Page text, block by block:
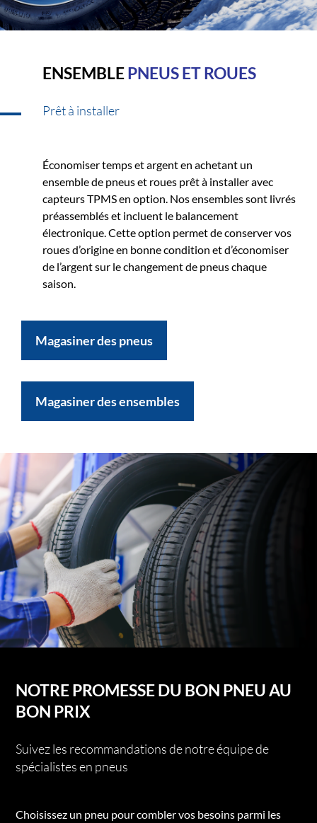
ENSEMBLEPNEUS ET ROUES
Prêt à installer
Économiser temps et argent en achetant un
ensemble de pneus et roues prêt à installer avec
capteurs TPMS en option. Nos ensembles sont livrés
préassemblés et incluent le balancement
électronique. Cette option permet de conserver vos
roues d’origine en bonne condition et d’économiser
de l’argent sur le changement de pneus chaque
saison.
Magasiner des pneus
Magasiner des ensembles
NOTRE PROMESSE DU BON PNEU AU
BON PRIX
Suivez les recommandations de notre équipe de
spécialistes en pneus
Choisissez un pneu pour combler vos besoins parmi les